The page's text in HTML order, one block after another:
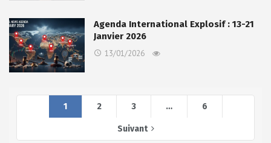
Agenda International Explosif : 13-21
Janvier 2026
13/01/2026
1 2 3 … 6
Suivant